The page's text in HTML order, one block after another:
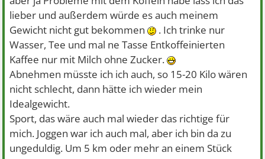
lieber und außerdem würde es auch meinem
Gewicht nicht gut bekommen
. Ich trinke nur
Wasser, Tee und mal ne Tasse Entkoffeinierten
Kaffee nur mit Milch ohne Zucker.
Abnehmen müsste ich ich auch, so 15-20 Kilo wären
nicht schlecht, dann hätte ich wieder mein
Idealgewicht.
Sport, das wäre auch mal wieder das richtige für
mich. Joggen war ich auch mal, aber ich bin da zu
ungeduldig. Um 5 km oder mehr an einem Stück